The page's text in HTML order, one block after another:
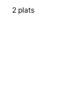
2 plats